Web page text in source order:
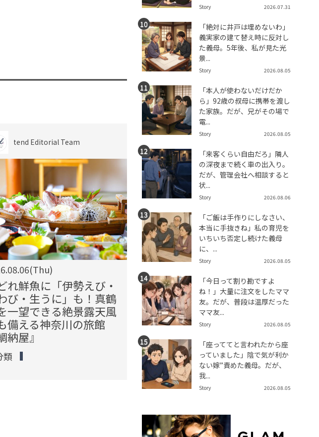
tend Editorial Team
れ鮮魚に「伊勢えび・
び・生うに」も！真鶴
一望できる絶景露天風
備える神奈川の旅館
納屋』
類
2026.08.06(Thu)
【ホテル怪談】「どんな部
屋でも構いません」古い旅
館で灯りを消すと、襖に浮
かんだ女の影
TREND（トレンド深堀）
STORY
モン
転売
未分類
Story 2026.07.31
「絶対に井戸は埋めないわ」
義実家の建て替え時に反対し
た義母。5年後、私が見た光
景...
Story 2026.08.05
「本人が使わないだけだか
ら」92歳の叔母に携帯を渡し
た家族。だが、兄がその場で
電...
Story 2026.08.05
「来客くらい自由だろ」隣人
の深夜まで続く車の出入り。
だが、管理会社へ相談すると
状...
Story 2026.08.06
「ご飯は手作りにしなさい、
本当に手抜きね」私の育児を
いちいち否定し続けた義母
に、...
Story 2026.08.05
「今日って割り勘ですよ
ね！」大量に注文をしたママ
友。だが、普段は温厚だった
ママ友...
Story 2026.08.05
「座っててと言われたから座
っていました」陰で気が利か
ない嫁”責めた義母。だが、
我...
Story 2026.08.05